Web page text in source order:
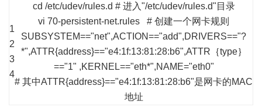
1
2
3
4
cd /etc/udev/rules.d # 进入"/etc/udev/rules.d"目录
vi 70-persistent-net.rules # 创建一个网卡规则
SUBSYSTEM=="net",ACTION=="add",DRIVERS=="?
*",ATTR{address}=="e4:1f:13:81:28:b6",ATTR｛type｝
=="1" ,KERNEL=="eth*",NAME="eth0"
# 其中ATTR{address}=="e4:1f:13:81:28:b6"是网卡的MAC
地址